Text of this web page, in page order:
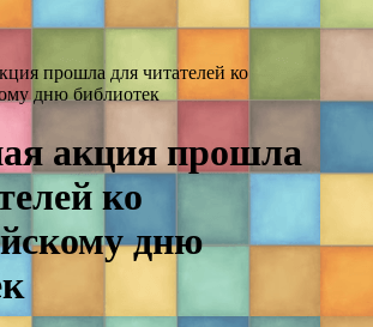
прошла для читателей ко
дню библиотек
акция прошла
ко
дню